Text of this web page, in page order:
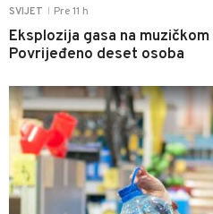
SVIJET Pre 11 h
Eksplozija gasa na
Povrijeđeno deset osoba